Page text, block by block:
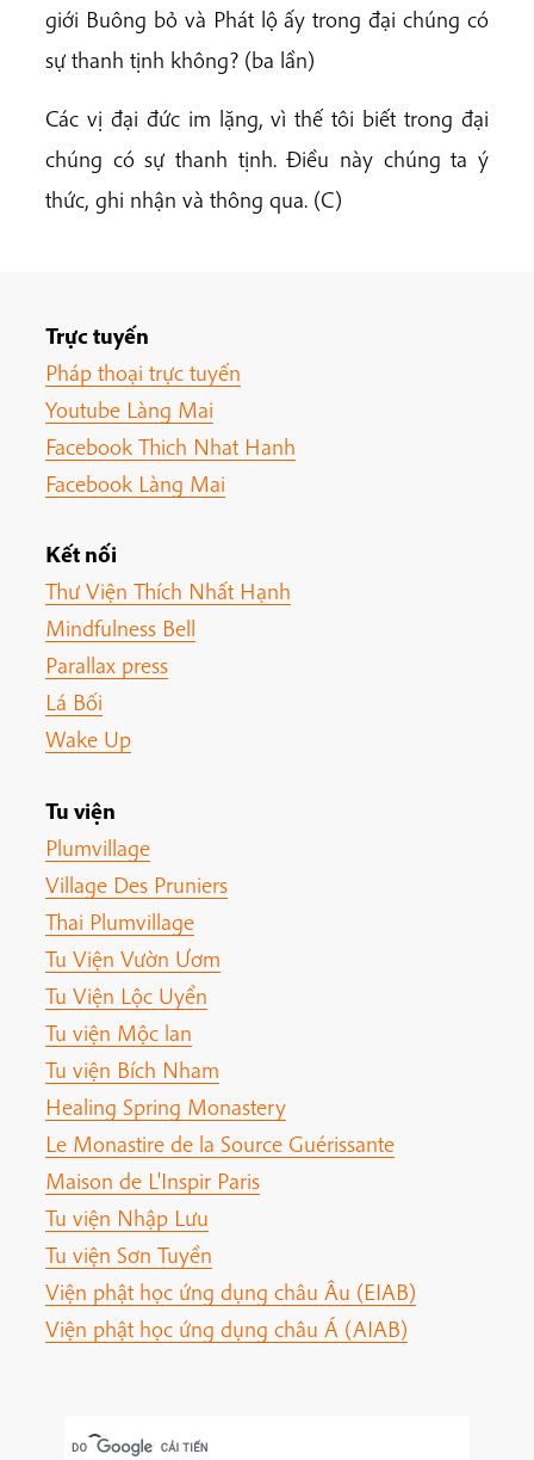
giới Buông bỏ và Phát lộ ấy trong đại chúng có
sự thanh tịnh không? (ba lần)
Các vị đại đức im lặng, vì thế tôi biết trong đại
chúng có sự thanh tịnh. Điều này chúng ta ý
thức, ghi nhận và thông qua. (C)
Trực tuyến
Pháp thoại trực tuyến
Youtube Làng Mai
Facebook Thich Nhat Hanh
Facebook Làng Mai
Kết nối
Thư Viện Thích Nhất Hạnh
Mindfulness Bell
Parallax press
Lá Bối
Wake Up
Tu viện
Plumvillage
Village Des Pruniers
Thai Plumvillage
Tu Viện Vườn Ươm
Tu Viện Lộc Uyển
Tu viện Mộc lan
Tu viện Bích Nham
Healing Spring Monastery
Le Monastire de la Source Guérissante
Maison de L'Inspir Paris
Tu viện Nhập Lưu
Tu viện Sơn Tuyền
Viện phật học ứng dụng châu Âu (EIAB)
Viện phật học ứng dụng châu Á (AIAB)